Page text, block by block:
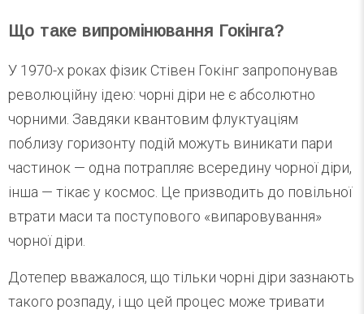
Що таке випромінювання Гокінга?
У 1970-х роках фізик Стівен Гокінг запропонував
революційну ідею: чорні діри не є абсолютно
чорними. Завдяки квантовим флуктуаціям
поблизу горизонту подій можуть виникати пари
частинок — одна потрапляє всередину чорної діри,
інша — тікає у космос. Це призводить до повільної
втрати маси та поступового «випаровування»
чорної діри.
Дотепер вважалося, що тільки чорні діри зазнають
такого розпаду, і що цей процес може тривати